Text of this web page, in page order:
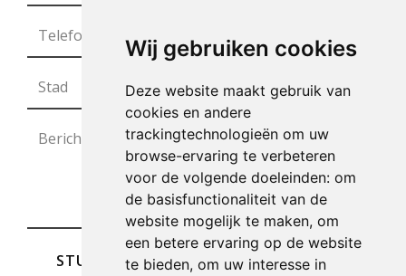
Wij gebruiken cookies
Deze website maakt gebruik van
cookies en andere
trackingtechnologieën om uw
browse-ervaring te verbeteren
voor de volgende doeleinden: om
de basisfunctionaliteit van de
website mogelijk te maken, om
een betere ervaring op de website
te bieden, om uw interesse in
STUREN